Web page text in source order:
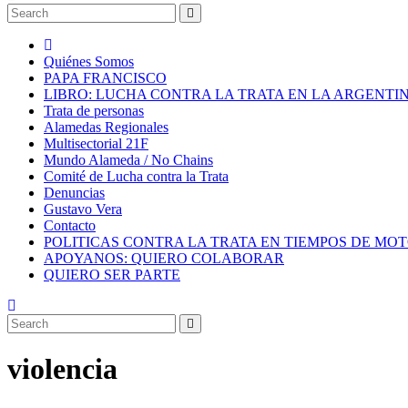
Quiénes Somos
PAPA FRANCISCO
LIBRO: LUCHA CONTRA LA TRATA EN LA
Trata de personas
Alamedas Regionales
Multisectorial 21F
Mundo Alameda / No Chains
Comité de Lucha contra la Trata
Denuncias
Gustavo Vera
Contacto
POLITICAS CONTRA LA TRATA EN TIEMPOS DE
APOYANOS: QUIERO COLABORAR
QUIERO SER PARTE
violencia